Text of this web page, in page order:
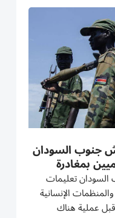
سيسنا، وأقلعت من مطار جوبا الدولي في الساعة 7,15
جنوب السودان
بمغادرة
تعليمات
الإنسانية
عملية هناك